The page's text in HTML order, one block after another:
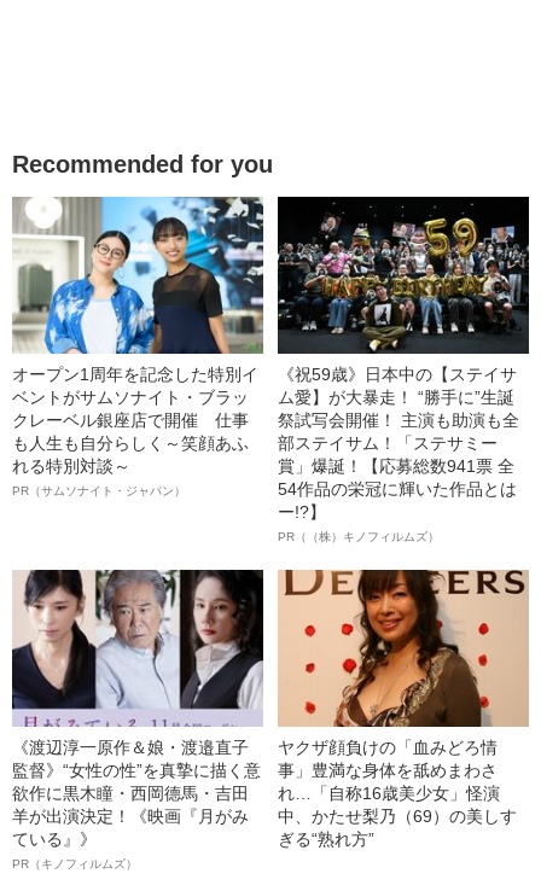
Recommended for you
オープン1周年を記念した特別イ
ベントがサムソナイト・ブラッ
クレーベル銀座店で開催 仕事
も人生も自分らしく～笑顔あふ
れる特別対談～
PR（サムソナイト・ジャパン）
《祝59歳》日本中の【ステイサ
ム愛】が大暴走！ “勝手に”生誕
祭試写会開催！ 主演も助演も全
部ステイサム！「ステサミー
賞」爆誕！【応募総数941票 全
54作品の栄冠に輝いた作品とは
ー!?】
PR（（株）キノフィルムズ）
《渡辺淳一原作＆娘・渡邉直子
監督》“女性の性”を真摯に描く意
欲作に黒木瞳・西岡德馬・吉田
羊が出演決定！《映画『月がみ
ている』》
PR（キノフィルムズ）
ヤクザ顔負けの「血みどろ情
事」豊満な身体を舐めまわさ
れ…「自称16歳美少女」怪演
中、かたせ梨乃（69）の美しす
ぎる“熟れ方”